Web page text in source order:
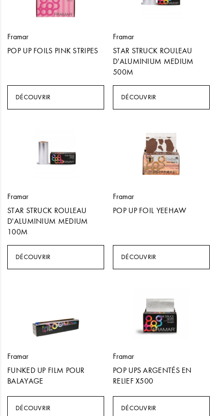
Framar
POP UP FOILS PINK STRIPES
DÉCOUVRIR
Framar
STAR STRUCK ROULEAU
D'ALUMINIUM MEDIUM
500M
DÉCOUVRIR
Framar
STAR STRUCK ROULEAU
D'ALUMINIUM MEDIUM
100M
DÉCOUVRIR
Framar
POP UP FOIL YEEHAW
DÉCOUVRIR
Framar
FUNKED UP FILM POUR
BALAYAGE
DÉCOUVRIR
Framar
POP UPS ARGENTÉS EN
RELIEF X500
DÉCOUVRIR